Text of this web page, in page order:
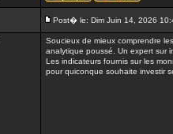
Post� le: Dim Juin 14, 2026
Soucieux de mieux comprendre
analytique poussé. Un expert sur
Les indicateurs fournis sur les
pour quiconque souhaite investir